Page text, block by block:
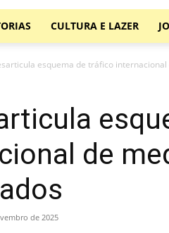
CULTURA E LAZER
esquema de tráfico
de
de 2025